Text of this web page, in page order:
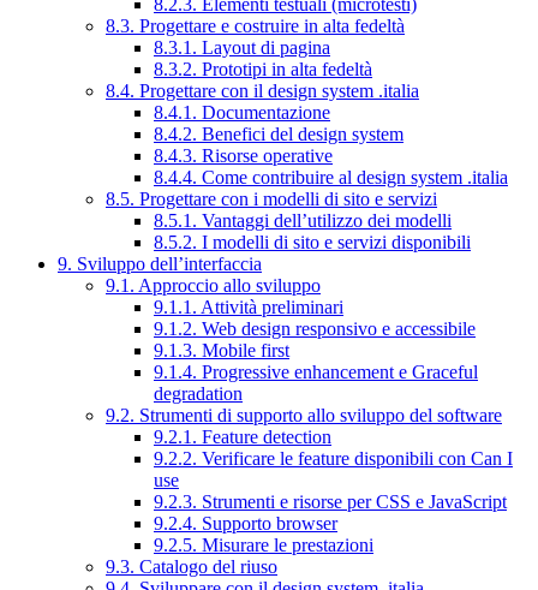
8.2.3. Elementi testuali (microtesti)
8.3. Progettare e costruire in alta fedeltà
8.3.1. Layout di pagina
8.3.2. Prototipi in alta fedeltà
8.4. Progettare con il design system .italia
8.4.1. Documentazione
8.4.2. Benefici del design system
8.4.3. Risorse operative
8.4.4. Come contribuire al design system .italia
8.5. Progettare con i modelli di sito e servizi
8.5.1. Vantaggi dell’utilizzo dei modelli
8.5.2. I modelli di sito e servizi disponibili
9. Sviluppo dell’interfaccia
9.1. Approccio allo sviluppo
9.1.1. Attività preliminari
9.1.2. Web design responsivo e accessibile
9.1.3. Mobile first
9.1.4. Progressive enhancement e Graceful
degradation
9.2. Strumenti di supporto allo sviluppo del software
9.2.1. Feature detection
9.2.2. Verificare le feature disponibili con Can I
use
9.2.3. Strumenti e risorse per CSS e JavaScript
9.2.4. Supporto browser
9.2.5. Misurare le prestazioni
9.3. Catalogo del riuso